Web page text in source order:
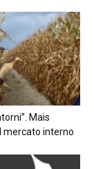
Mais
mercato interno